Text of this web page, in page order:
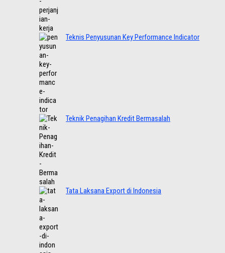
Teknis Penyusunan Key Performance Indicator
Teknik Penagihan Kredit Bermasalah
Tata Laksana Export di Indonesia